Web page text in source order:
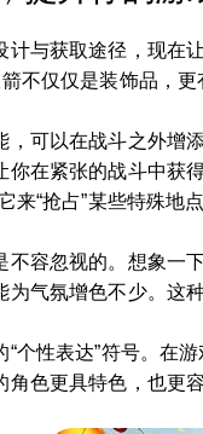
计与获取途径，现在
不仅仅是装饰品，更
可以在战斗之外增
在紧张的战斗中获
“抢占”某些特殊地点
容忽视的。想象一
气氛增色不少。这
个性表达”符号。在
色更具特色，也更